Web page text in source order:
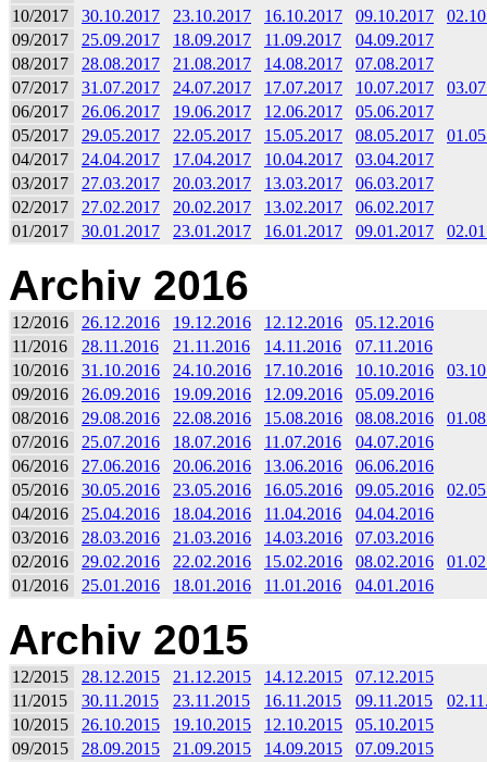
10/2017
30.10.2017 23.10.2017 16.10.2017 09.10.2017
09/2017
25.09.2017 18.09.2017 11.09.2017
04.09.2017
08/2017
28.08.2017 21.08.2017 14.08.2017
07.08.2017
07/2017
31.07.2017 24.07.2017 17.07.2017 10.07.2017
06/2017
26.06.2017 19.06.2017 12.06.2017
05.06.2017
05/2017
29.05.2017 22.05.2017 15.05.2017 08.05.2017
04/2017
24.04.2017 17.04.2017 10.04.2017
03.04.2017
03/2017
27.03.2017 20.03.2017 13.03.2017
06.03.2017
02/2017
27.02.2017 20.02.2017 13.02.2017
06.02.2017
01/2017
30.01.2017 23.01.2017 16.01.2017 09.01.2017
Archiv 2016
12/2016 26.12.2016 19.12.2016 12.12.2016
05.12.2016
11/2016
28.11.2016 21.11.2016 14.11.2016
07.11.2016
10/2016
31.10.2016 24.10.2016 17.10.2016 10.10.2016
09/2016
26.09.2016 19.09.2016 12.09.2016
05.09.2016
08/2016
29.08.2016 22.08.2016 15.08.2016 08.08.2016
07/2016
25.07.2016 18.07.2016 11.07.2016
04.07.2016
06/2016
27.06.2016 20.06.2016 13.06.2016
06.06.2016
05/2016
30.05.2016 23.05.2016 16.05.2016 09.05.2016
04/2016
25.04.2016 18.04.2016 11.04.2016
04.04.2016
03/2016
28.03.2016 21.03.2016 14.03.2016
07.03.2016
02/2016
29.02.2016 22.02.2016 15.02.2016 08.02.2016
01/2016
25.01.2016 18.01.2016 11.01.2016 04.01.2016
Archiv 2015
12/2015 28.12.2015 21.12.2015 14.12.2015
07.12.2015
11/2015
30.11.2015 23.11.2015 16.11.2015 09.11.2015
10/2015
26.10.2015 19.10.2015 12.10.2015
05.10.2015
09/2015
28.09.2015 21.09.2015 14.09.2015
07.09.2015